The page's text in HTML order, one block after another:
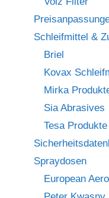
Schleifmittel &
Briel
Kovax
Mirka
Sia Abrasives
Tesa Produkte
Spraydosen
European